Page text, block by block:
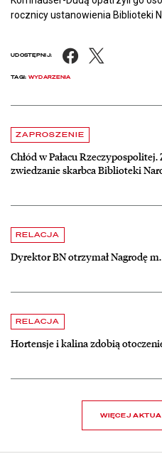
rocznicy ustanowienia Biblioteki
UDOSTĘPNIJ: Facebook
TAGI: WYDARZENIA
Aktualności
ZAPROSZENIE
Chłód w Pałacu
zwiedzanie skarbca Biblioteki
czytaj więcej o Chłód w Pałacu
RELACJA
Dyrektor BN otrzymał Nagrodę
czytaj więcej o Dyrektor BN
RELACJA
Hortensje i kalina zdobią
czytaj więcej o Hortensje i
WIĘCEJ